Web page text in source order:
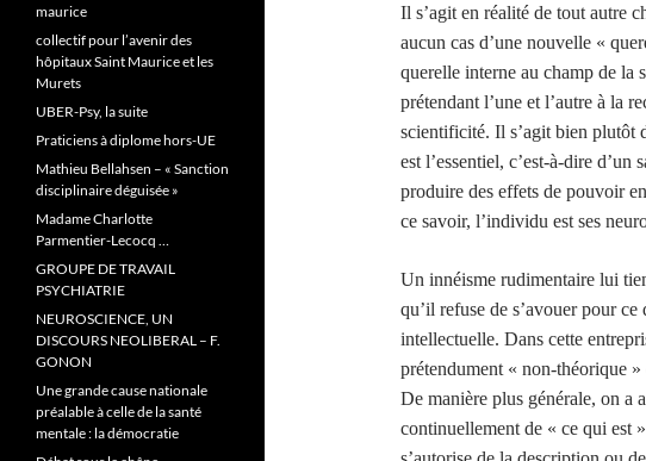
Il s’agit en réalité de tout autre
aucun cas d’une nouvelle «
querelle interne au champ de la
prétendant l’une et l’autre à la
scientificité. Il s’agit bien plutôt
est l’essentiel, c’est-à-dire
produire des effets de pouvoir
ce savoir, l’individu est ses
Un innéisme rudimentaire lui
qu’il refuse de s’avouer pour
intellectuelle. Dans cette
prétendument « non-théorique
De manière plus générale, on a
continuellement de « ce qui est
maurice
collectif pour l’avenir des
hôpitaux Saint Maurice et les
Murets
UBER-Psy, la suite
Praticiens à diplome hors-UE
Mathieu Bellahsen – « Sanction
disciplinaire déguisée »
Madame Charlotte
Parmentier-Lecocq …
GROUPE DE TRAVAIL
PSYCHIATRIE
NEUROSCIENCE, UN
DISCOURS NEOLIBERAL – F.
GONON
Une grande cause nationale
préalable à celle de la santé
mentale : la démocratie